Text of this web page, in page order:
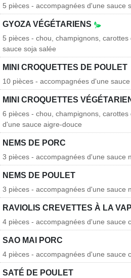
5 pièces - accompagnées d'une sauce
GYOZA VÉGÉTARIENS
5 pièces - chou, champignons,
sauce soja salée
MINI CROQUETTES DE POULET
10 pièces - accompagnées d'une
MINI CROQUETTES
6 pièces - chou, champignons,
d'une sauce aigre-douce
NEMS DE PORC
3 pièces - accompagnées d'une sauce
NEMS DE POULET
3 pièces - accompagnées d'une sauce
RAVIOLIS CREVETTES À LA
4 pièces - accompagnées d'une sauce
SAO MAI PORC
4 pièces - accompagnées d'une sauce
SATÉ DE POULET